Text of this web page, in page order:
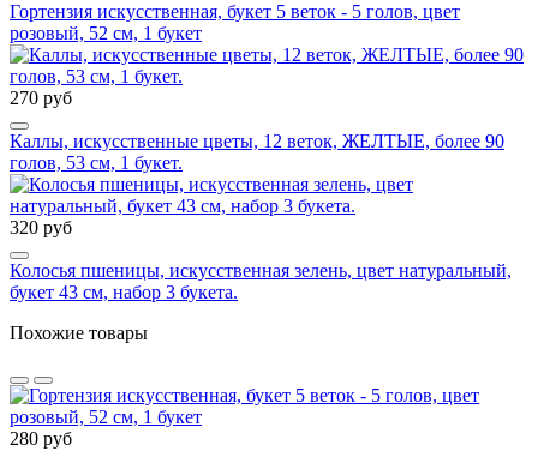
Гортензия искусственная, букет 5 веток - 5 голов, цвет
розовый, 52 см, 1 букет
270 руб
Каллы, искусственные цветы, 12 веток, ЖЕЛТЫЕ, более 90
голов, 53 см, 1 букет.
320 руб
Колосья пшеницы, искусственная зелень, цвет натуральный,
букет 43 см, набор 3 букета.
Похожие товары
280 руб